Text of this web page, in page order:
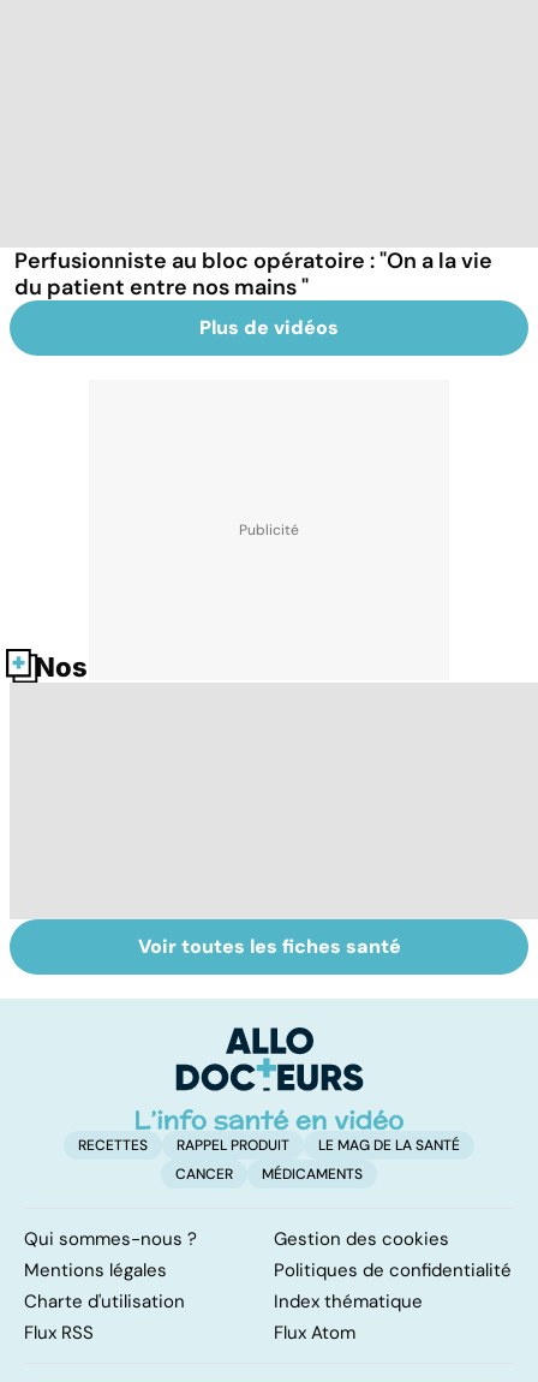
Perfusionniste au bloc opératoire : "On a la vie
du patient entre nos mains "
Plus de vidéos
Nos fiches santé
Ostéopathie, une
thérapie
Médecins
étrangers : des
frontières
Voir toutes les fiches santé
RECETTES RAPPEL PRODUIT
LE MAG DE LA SANTÉ
CANCER
MÉDICAMENTS
Qui sommes-nous ?
Gestion des cookies
Mentions légales
Politiques de confidentialité
Charte d'utilisation
Index thématique
Flux RSS
Flux Atom